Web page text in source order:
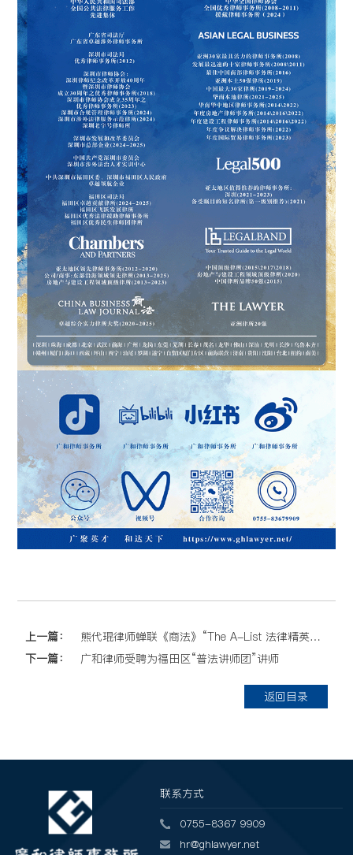
上一篇：
熊代琨律师蝉联《商法》“The A-List 法律精英：中国业务睿见领袖”榜单
下一篇：
广和律师受聘为福田区“普法讲师团”讲师
返回目录
联系方式
0755-8367 9909
hr@ghlawyer.net